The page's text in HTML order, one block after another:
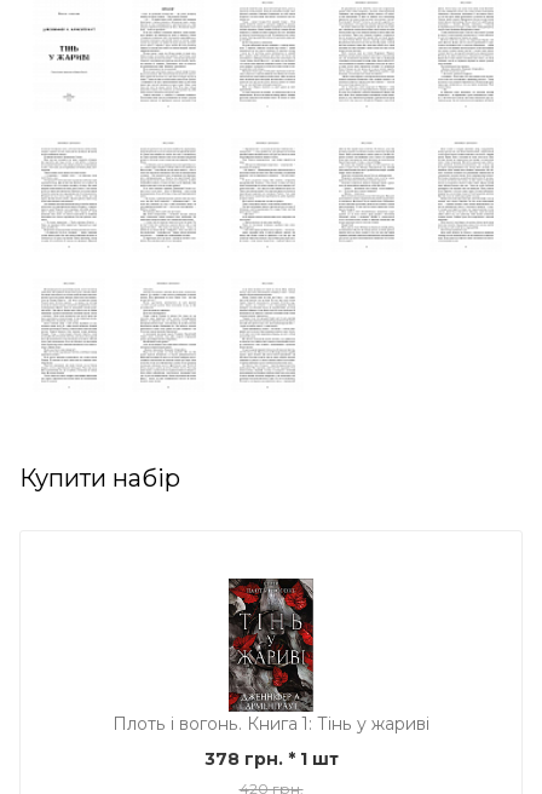
Купити набір
Плоть і вогонь. Книга 1: Тінь у жариві
378 грн.* 1 шт
420 грн.